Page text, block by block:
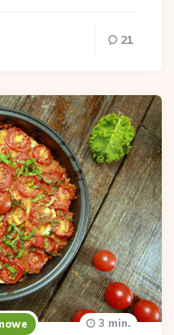
21
3 min.